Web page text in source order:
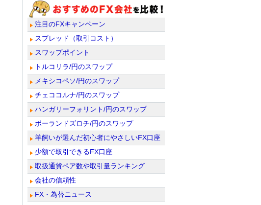
注目のFXキャンペーン
スプレッド（取引コスト）
スワップポイント
トルコリラ/円のスワップ
メキシコペソ/円のスワップ
チェココルナ/円のスワップ
ハンガリーフォリント/円のスワップ
ポーランドズロチ/円のスワップ
羊飼いが選んだ初心者にやさしいFX口座
少額で取引できるFX口座
取扱通貨ペア数や取引量ランキング
会社の信頼性
FX・為替ニュース